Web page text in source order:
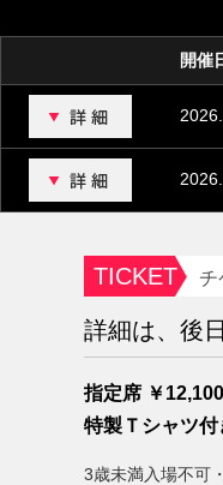
開催
TICKET チ
詳細は、後
指定席 ￥
特製Ｔシャツ
3歳未満入場不可